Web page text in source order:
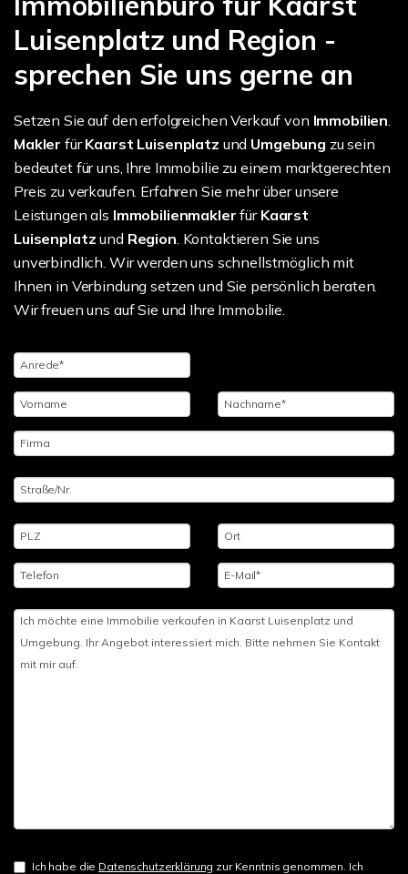
Luisenplatz und Region -
sprechen Sie uns gerne an
Setzen Sie auf den erfolgreichen Verkauf von Immobilien
Makler fürKaarst Luisenplatz und Umgebung zu sein
bedeutet für uns, Ihre Immobilie zu einem marktgerechten
Preis zu verkaufen. Erfahren Sie mehr über unsere
Leistungen als Immobilienmaklerfür Kaarst
Luisenplatzund Region . Kontaktieren Sie uns
unverbindlich. Wir werden uns schnellstmöglich mit
Ihnen in Verbindung setzen und Sie persönlich beraten.
Wir freuen uns auf Sie und Ihre Immobilie.
Ich habe die Datenschutzerklärung zur Kenntnis genommen. Ich